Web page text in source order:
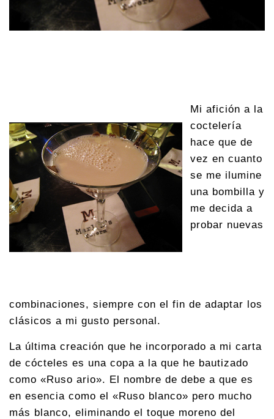
Mi afición a la
coctelería
hace que de
vez en cuanto
se me ilumine
una bombilla y
me decida a
probar nuevas
combinaciones, siempre con el fin de adaptar los
clásicos a mi gusto personal.
La última creación que he incorporado a mi carta
de cócteles es una copa a la que he bautizado
como «Ruso ario». El nombre de debe a que es
en esencia como el «Ruso blanco» pero mucho
más blanco, eliminando el toque moreno del